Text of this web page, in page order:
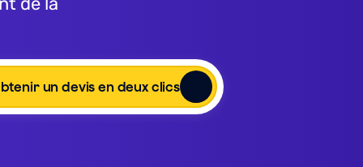
un devis en deux clics